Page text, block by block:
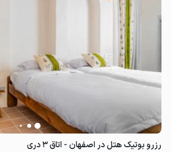
رزرو بوتیک هتل در اصفهان - اتاق ۳ دری